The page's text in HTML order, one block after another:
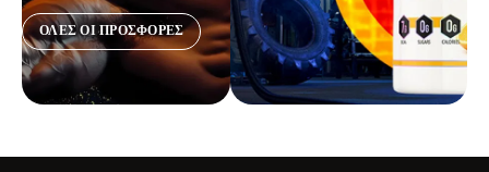
ΟΛΕΣ ΟΙ ΠΡΟΣΦΟΡΕΣ